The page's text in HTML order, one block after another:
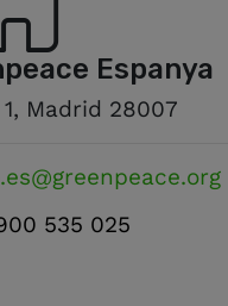
Espanya
Madrid 28007
535 025